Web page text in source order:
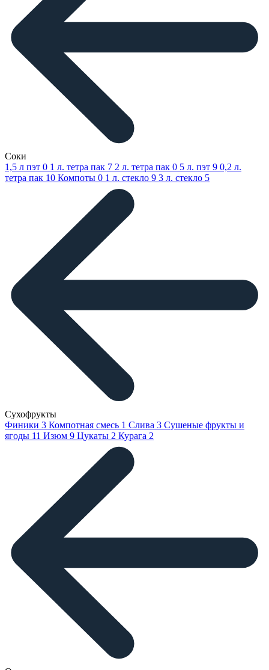
Соки
1,5 л пэт 0 1 л. тетра пак 7 2 л. тетра пак 0 5 л. пэт 9 0,2 л.
тетра пак 10 Компоты 0 1 л. стекло 9 3 л. стекло 5
Сухофрукты
Финики 3 Компотная смесь 1 Слива 3 Сушеные фрукты и
ягоды 11 Изюм 9 Цукаты 2 Курага 2